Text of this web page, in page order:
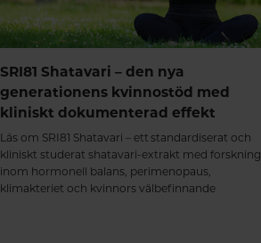
SRI81 Shatavari – den nya
generationens kvinnostöd med
kliniskt dokumenterad effekt
Läs om SRI81 Shatavari – ett standardiserat och
kliniskt studerat shatavari-extrakt med forskning
inom hormonell balans, perimenopaus,
klimakteriet och kvinnors välbefinnande